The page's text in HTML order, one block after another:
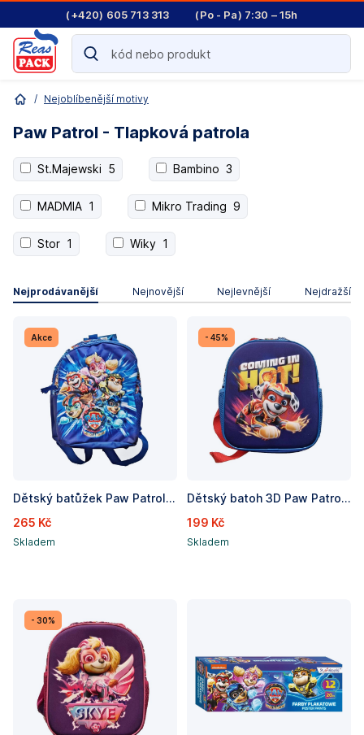
(+420) 605 713 313 (Po - Pa) 7:30 – 15h
/ Nejoblíbenější motivy
Paw Patrol - Tlapková patrola
St.Majewski 5 Bambino 3
MADMIA 1 Mikro Trading 9
Stor 1 Wiky 1
Nejprodávanější Nejnovější Nejlevnější Nejdražší
Akce
Dětský batůžek Paw Patrol Skye/Tlapková patrola, rozměry 29 x 23 x 11 cm
265 Kč
Skladem
- 45%
Dětský batoh 3D Paw Patrol Marshall/Tlapková patrola , rozměry 29 x 23 x 11 cm
199 Kč
Skladem
- 30%